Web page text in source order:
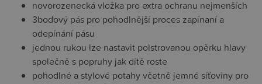
novorozenecká vložka pro extra ochranu nejmenších
3bodový pás pro pohodlnější proces zapínaní a
odepínání pásu
jednou rukou lze nastavit polstrovanou opěrku hlavy
společně s popruhy jak dítě roste
pohodlné a stylové potahy včetně jemné síťoviny pro